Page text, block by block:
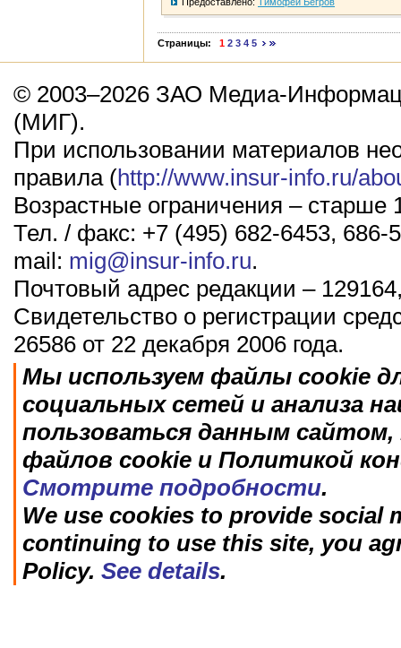
Страницы: 1 2 3 4 5
© 2003–2026 ЗАО Медиа-
(МИГ).
При использовании материалов
правила (http://www.insur-info.ru/
Возрастные ограничения – старше
Тел. / факс: +7 (495) 682-6453, 686-
mail: mig@insur-info.ru.
Почтовый адрес редакции –
Свидетельство о регистрации
26586 от 22 декабря 2006 года.
Мы используем файлы cookie
социальных сетей и анализа
пользоваться данным
файлов cookie и Политикой
Смотрите подробности.
We use cookies to provide social
continuing to use this site, you
Policy. See details.